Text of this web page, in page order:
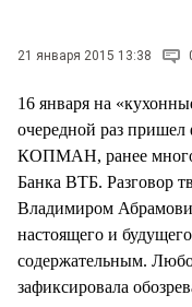
21 января 2015 13:38
16 января на
очередной раз
КОПМАН, ранее много
Банка ВТБ. Разговор
Владимиром
настоящего и
содержательным.
зафиксировала